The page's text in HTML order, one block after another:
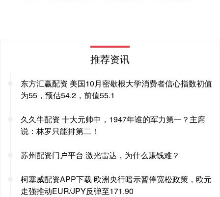
推荐资讯
东方汇赢配资 美国10月密歇根大学消费者信心指数初值
为55，预估54.2，前值55.1
久久牛配资 十大元帅中，1947年谁的军力第一？主席
说：林罗只能排第二！
苏州配资门户平台 激光雷达，为什么赚钱难？
柯塞威配资APP下载 欧洲央行暗示暂停宽松政策，欧元
走强推动EUR/JPY反弹至171.90